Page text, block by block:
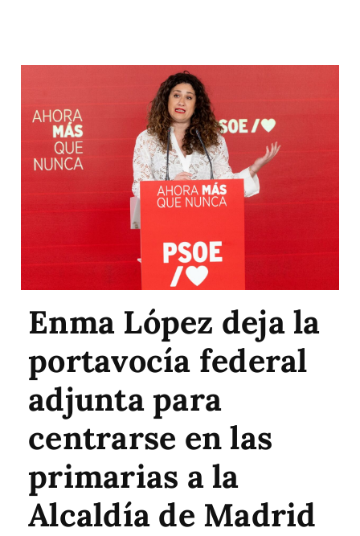
Enma López deja la
portavocía federal
adjunta para
centrarse en las
primarias a la
Alcaldía de Madrid